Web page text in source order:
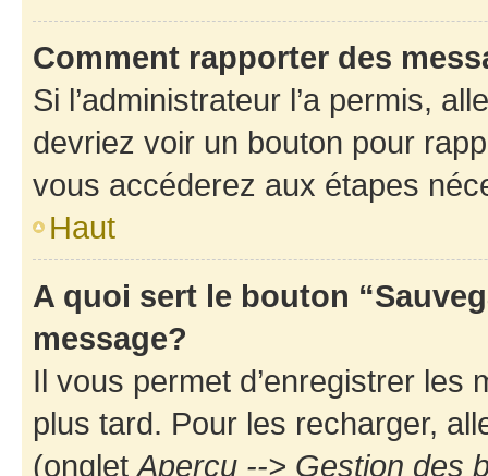
Comment rapporter des
Si l’administrateur l’a permis,
devriez voir un bouton pour
vous accéderez aux étapes
Haut
A quoi sert le bouton
message?
Il vous permet d’enregistrer
plus tard. Pour les recharger,
(ongletAperçu --> Gestion des